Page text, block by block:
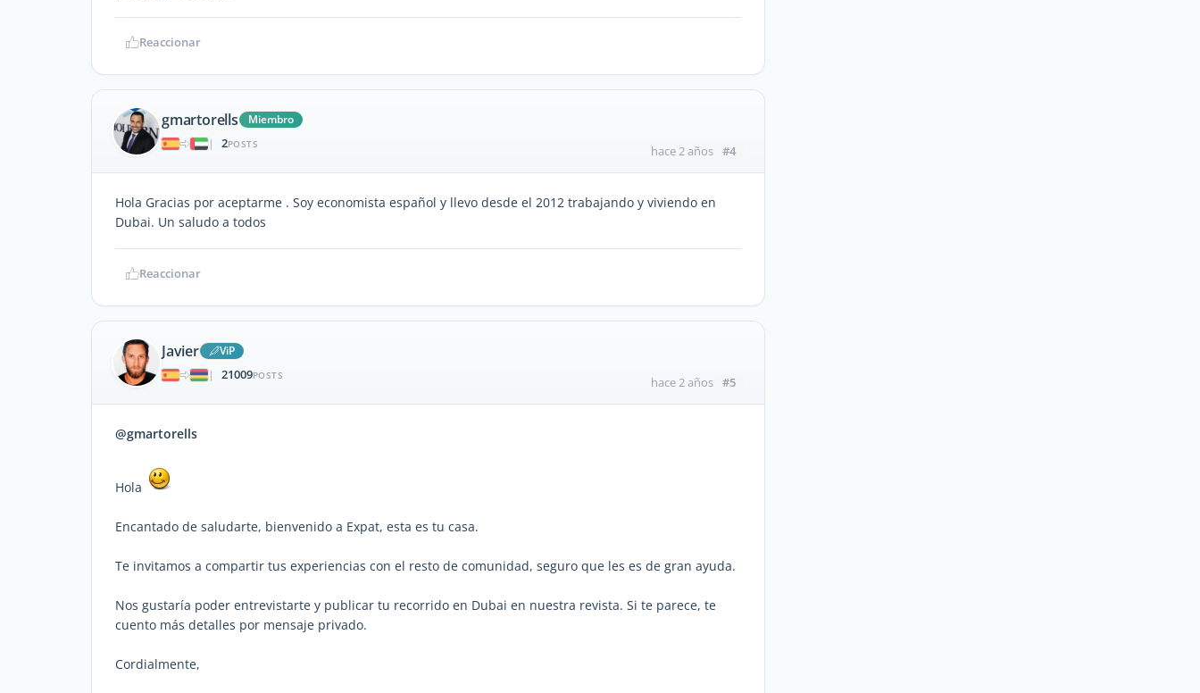
Reaccionar
gmartorells
Miembro
|
2POSTS hace 2 años #4
Hola Gracias por aceptarme . Soy economista español y llevo desde el 2012 trabajando y viviendo en
Dubai. Un saludo a todos
Reaccionar
Javier
ViP
|
21009POSTS hace 2 años #5
@gmartorells
Hola
Encantado de saludarte, bienvenido a Expat, esta es tu casa.
Te invitamos a compartir tus experiencias con el resto de comunidad, seguro que les es de gran ayuda.
Nos gustaría poder entrevistarte y publicar tu recorrido en Dubai en nuestra revista. Si te parece, te
cuento más detalles por mensaje privado.
Cordialmente,